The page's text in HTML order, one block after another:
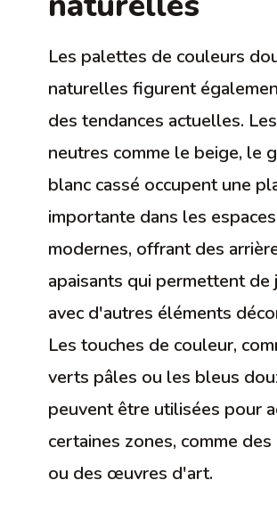
Les palettes de couleurs
naturelles figurent
des tendances actuelles.
neutres comme le beige, le
blanc cassé occupent une
importante dans les espaces
modernes, offrant des
apaisants qui permettent de
avec d'autres éléments
Les touches de couleur,
verts pâles ou les bleus
peuvent être utilisées pour
certaines zones, comme des
ou des œuvres d'art.